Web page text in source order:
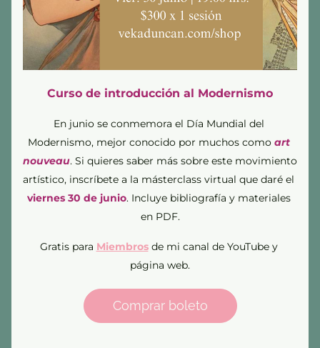
Curso de introducción al Modernismo
En junio se conmemora el Día Mundial del
Modernismo, mejor conocido por muchos como art
nouveau. Si quieres saber más sobre este movimiento
viernes 30 de junio. Incluye bibliografía y materiales
en PDF.
Gratis para Miembros de mi canal de YouTube y
página web.
Comprar boleto